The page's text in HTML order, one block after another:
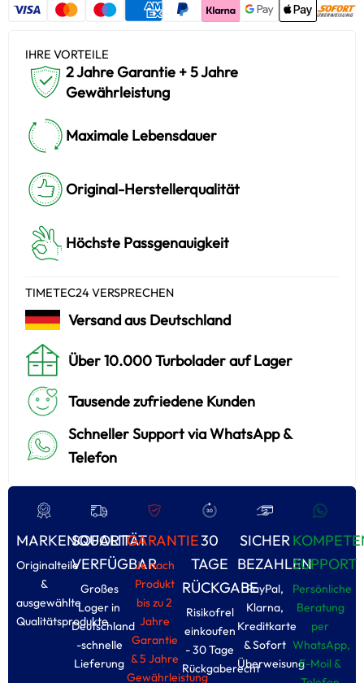
IHRE VORTEILE
2 Jahre Garantie + 5 Jahre
Gewährleistung
Maximale Lebensdauer
Original-Herstellerqualität
Höchste Passgenauigkeit
TIMETEC24 VERSPRECHEN
Versand aus Deutschland
Über 10.000 Turbolader auf Lager
Tausende zufriedene Kunden
Schneller Support via WhatsApp &
Telefon
MARKENQUALITÄT
Originalteile
&
ausgewählte
Qualitätsprodukte
SOFORT
VERFÜGBAR
Großes
Loger in
Deutschland
-schnelle
Lieferung
GARANTIE
Je nach
Produkt
bis zu 2
Jahre
Garantie
& 5 Jahre
Gewährleistung
30
TAGE
RÜCKGABE
Risikofrel
einkoufen
- 30 Tage
Rückgaberecht
SICHER
BEZAHLEN
PayPal,
Klarna,
Kreditkarte
& Sofort
Überweisung
SUPPORT
Persönliche
Beratung
per
WhatsApp,
E-Moil &